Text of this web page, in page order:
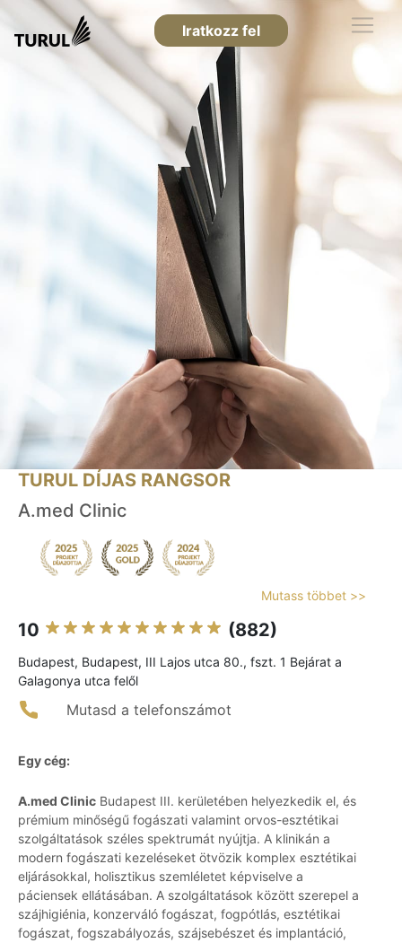
Iratkozz fel
TURUL DÍJAS RANGSOR
A.med Clinic
Mutass többet >>
10 (882)
Budapest, Budapest, III Lajos utca 80., fszt. 1 Bejárat a
Galagonya utca felől
Mutasd a telefonszámot
Egy cég:
A.med Clinic Budapest III. kerületében helyezkedik el, és
prémium minőségű fogászati valamint orvos-esztétikai
szolgáltatások széles spektrumát nyújtja. A klinikán a
modern fogászati kezeléseket ötvözik komplex esztétikai
eljárásokkal, holisztikus szemléletet képviselve a
páciensek ellátásában. A szolgáltatások között szerepel a
szájhigiénia, konzerváló fogászat, fogpótlás, esztétikai
fogászat, fogszabályozás, szájsebészet és implantáció,